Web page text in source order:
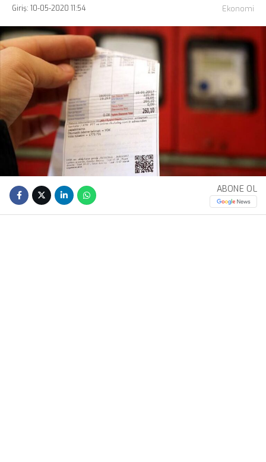
Giriş: 10-05-2020 11:54 Ekonomi
ABONE OL